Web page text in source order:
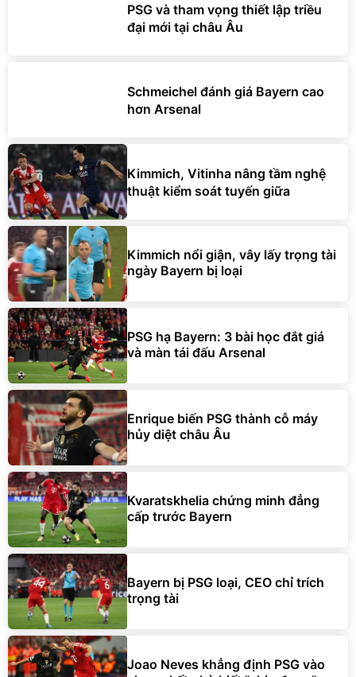
PSG và tham vọng thiết lập triều
đại mới tại châu Âu
Schmeichel đánh giá Bayern cao
hơn Arsenal
Kimmich, Vitinha nâng tầm nghệ
thuật kiểm soát tuyến giữa
Kimmich nổi giận, vây lấy trọng tài
ngày Bayern bị loại
PSG hạ Bayern: 3 bài học đắt giá
và màn tái đấu Arsenal
Enrique biến PSG thành cỗ máy
hủy diệt châu Âu
Kvaratskhelia chứng minh đẳng
cấp trước Bayern
Bayern bị PSG loại, CEO chỉ trích
trọng tài
Joao Neves khẳng định PSG vào